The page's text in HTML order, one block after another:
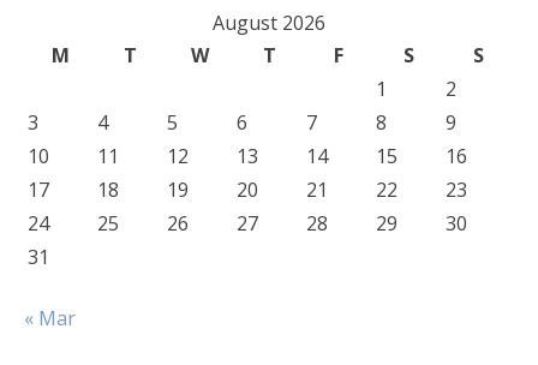
August 2026
M
T W T F S
S
1
2
3
4 5 6 7 8
9
10
11 12 13 14 15
16
17
18 19 20 21 22
23
24
25 26 27 28 29
30
31
« Mar